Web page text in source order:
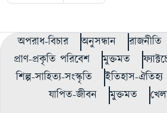
অপরাধ-বিচার অনুসন্ধান রাজনীতি
প্রাণ-প্রকৃতি পরিবেশ
মুক্তমত
শিল্প-সাহিত্য-সংস্কৃতি
ইতিহাস-ঐতিহ্য
যাপিত-জীবন
মুক্তমত